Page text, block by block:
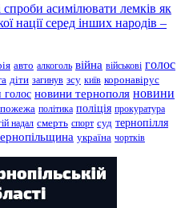
асимілювати лемків як
нації серед інших народів –
авто алкоголь війна військові голос
діти загинув зсу київ коронавірус
новини тернополя новини
пожежа політика поліція прокуратура
надал смерть спорт суд тернопілля
україна чортків